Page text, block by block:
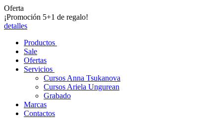
Oferta
¡Promoción 5+1 de regalo!
detalles
Productos
Sale
Ofertas
Servicios
Cursos Anna Tsukanova
Cursos Ariela Ungurean
Grabado
Marcas
Contactos